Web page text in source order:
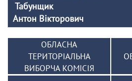
Табунщик
Антон Вікторович
ОБЛАСНА
ТЕРИТОРІАЛЬНА
ВИБОРЧА КОМІСІЯ